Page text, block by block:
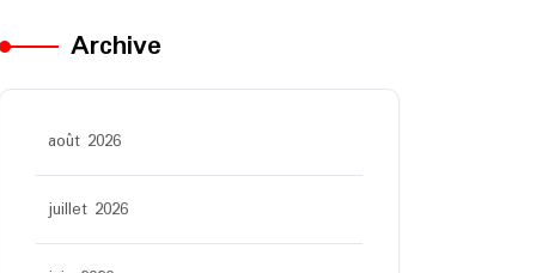
Archive
août 2026
juillet 2026